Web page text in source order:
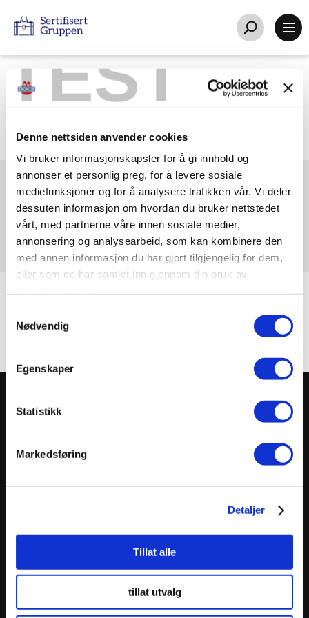
TEST
Denne nettsiden anvender cookies
Vi bruker informasjonskapsler for å gi innhold og
annonser et personlig preg, for å levere sosiale
mediefunksjoner og for å analysere trafikken vår. Vi deler
dessuten informasjon om hvordan du bruker nettstedet
vårt, med partnerne våre innen sosiale medier,
annonsering og analysearbeid, som kan kombinere den
med annen informasjon du har gjort tilgjengelig for dem,
eller som de har samlet inn gjennom din bruk av
Nødvendig
Egenskaper
Statistikk
Markedsføring
Detaljer
Tillat alle
tillat utvalg
KOMMENDE AKTIVITETER
3117 Tønsberg